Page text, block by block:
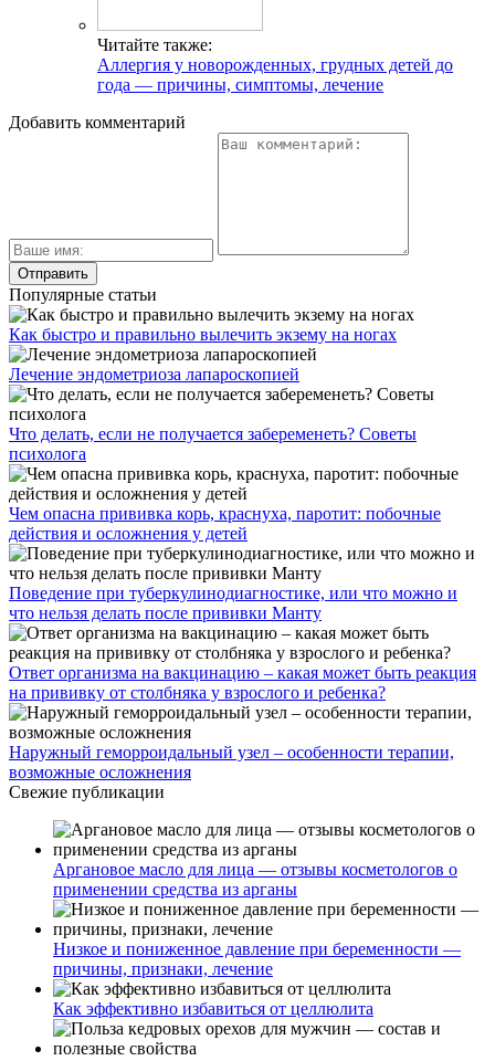
Читайте также:
Аллергия у новорожденных, грудных детей до
года — причины, симптомы, лечение
Добавить комментарий
Популярные статьи
Как быстро и правильно вылечить экзему на ногах
Лечение эндометриоза лапароскопией
Что делать, если не получается забеременеть? Советы
психолога
Чем опасна прививка корь, краснуха, паротит: побочные
действия и осложнения у детей
Поведение при туберкулинодиагностике, или что можно и
что нельзя делать после прививки Манту
Ответ организма на вакцинацию – какая может быть реакция
на прививку от столбняка у взрослого и ребенка?
Наружный геморроидальный узел – особенности терапии,
возможные осложнения
Свежие публикации
Аргановое масло для лица — отзывы косметологов о
применении средства из арганы
Низкое и пониженное давление при беременности —
причины, признаки, лечение
Как эффективно избавиться от целлюлита